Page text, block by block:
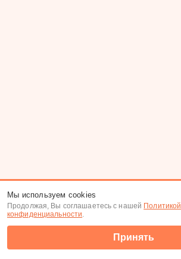
Мы используем cookies
Продолжая, Вы соглашаетесь с нашей Политикой
конфиденциальности.
Принять